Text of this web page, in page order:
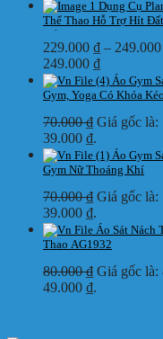
Dụng Cụ
Thể Thao Hỗ Trợ Hít
Đếm
229.000 ₫ – 249.000
249.000 ₫
Áo Gym
Gym, Yoga Có Khóa
70.000₫ Giá gốc là:
39.000 ₫.
Áo Gym
Gym Nữ Thoáng Khí
70.000₫ Giá gốc là:
39.000 ₫.
Áo Sát Nách
Thao AG1932
80.000₫ Giá gốc là:
49.000 ₫.